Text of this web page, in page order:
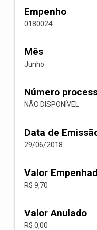
Empenho
0180024
Mês
Junho
Número
NÃO DISPONÍVEL
Data de
29/06/2018
Valor
R$ 9,70
Valor Anulado
R$ 0,00